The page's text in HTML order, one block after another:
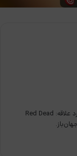
متخصص رمزارز و برنامه نویسی. بازی‌های مورد علاقه: Red Dead